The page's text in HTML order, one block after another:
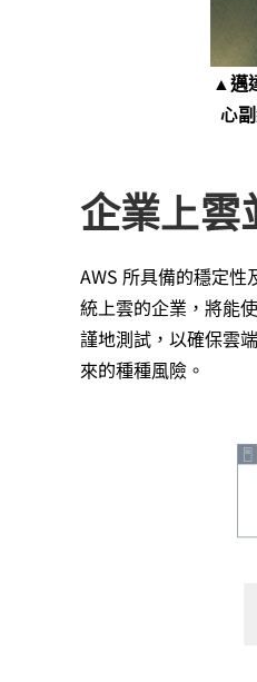
▲邁
心
企業上雲
AWS 所具備的穩定性
統上雲的企業，將能
謹地測試，以確保雲
來的種種風險。